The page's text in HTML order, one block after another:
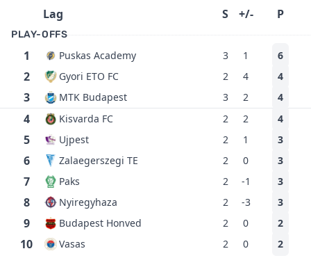
Lag S +/- P
PLAY-OFFS
1 Puskas Academy 3 1 6
2 Gyori ETO FC 2 4 4
3 MTK Budapest 3 2 4
4 Kisvarda FC 2 2 4
5 Ujpest 2 1 3
6 Zalaegerszegi TE 2 0 3
7 Paks 2 -1 3
8 Nyiregyhaza 2 -3 3
9 Budapest Honved 2 0 2
10 Vasas 2 0 2